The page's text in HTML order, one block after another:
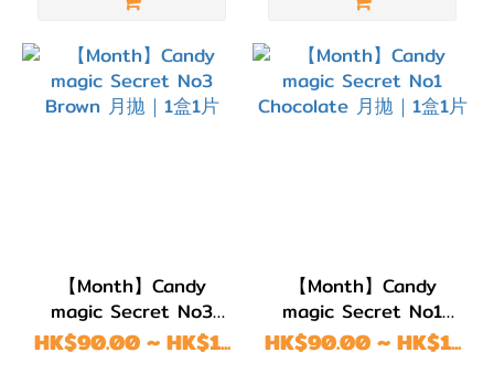
G.DIA
14.3~14.5mm
(49)
13.7~13.9mm
(229)
【Month】Candy
magic Secret No3
Brown 月拋｜1盒1片
HK$90.00 ~ HK$1...
【Month】Candy
magic Secret No1
Chocolate 月拋｜1盒1
HK$90.00 ~ HK$1...